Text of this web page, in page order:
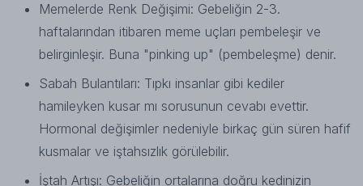
Memelerde Renk Değişimi: Gebeliğin 2-3.
haftalarından itibaren meme uçları pembeleşir ve
belirginleşir. Buna "pinking up" (pembeleşme) denir.
Sabah Bulantıları: Tıpkı insanlar gibi kediler
hamileyken kusar mı sorusunun cevabı evettir.
Hormonal değişimler nedeniyle birkaç gün süren hafif
kusmalar ve iştahsızlık görülebilir.
İştah Artışı: Gebeliğin ortalarına doğru kedinizin